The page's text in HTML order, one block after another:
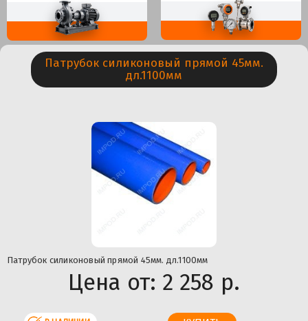
Патрубок силиконовый прямой 45мм.
дл.1100мм
Патрубок силиконовый прямой 45мм. дл.1100мм
Цена от: 2 258 р.